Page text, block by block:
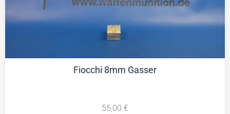
Fiocchi 8mm Gasser
55,00 €